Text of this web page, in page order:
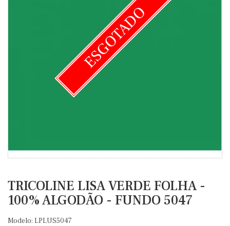
ESGOTADO
TRICOLINE LISA VERDE FOLHA -
100% ALGODÃO - FUNDO 5047
Modelo: LPLUS5047